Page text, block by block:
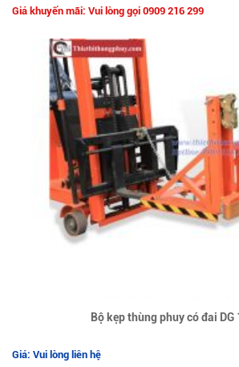
Giá khuyến mãi: Vui lòng gọi 0909 216 299
Bộ kẹp thùng phuy có đai DG
Giá: Vui lòng liên hệ